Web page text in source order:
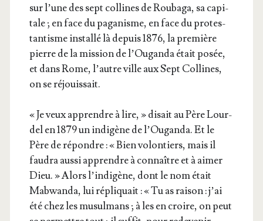
sur l’une des sept col­lines de Rou­ba­ga, sa capi­
tale ; en face du paga­nisme, en face du pro­tes­
tan­tisme ins­tal­lé là depuis 1876, la pre­mière
pierre de la mis­sion de l’Ou­gan­da était posée,
et dans Rome, l’autre ville aux Sept Col­lines,
on se réjouissait.
« Je veux apprendre à lire, » disait au Père Lour­
del en 1879 un indi­gène de l’Ou­gan­da. Et le
Père de répondre : « Bien volon­tiers, mais il
fau­dra aus­si apprendre à connaître et à aimer
Dieu. » Alors l’in­di­gène, dont le nom était
Mab­wan­da, lui répli­quait : « Tu as rai­son : j’ai
été chez les musul­mans ; à les en croire, on peut